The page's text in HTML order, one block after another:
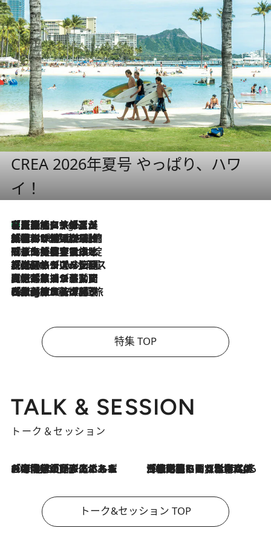
CREA 2026年夏号 やっぱり、ハワ
イ！
3 Hours Ago
【厳選旅コスメ】「多機能アイテムがメイン！」旅好き美容エディターが選んだ夏旅ベストコスメを発表【Mサイズジップ】
2026.8.6
「荷物が増えるほど旅ストレスは増す」美容ジャーナリストがたどり着いた最終結論。“化粧品を劇的に減らす”感動の凝縮美容とは
2026.8.6
「旅先には金髪ウィッグを持参」日本と同じメイクでは損してる!? 美容ジャーナリストが提案する“掟破りの旅美容”とは
2026.8.6
【厳選旅コスメ】「身軽さ＆UV対策重視！」ヘアアーティストshucoが選んだ夏旅ベストコスメを発表【Mサイズジップ】
2026.8.5
【厳選旅コスメ】国内をあちこち移動する河井菜摘が選んだ夏旅ベストコスメ発表！「リラックスアイテムはマスト」【Mサイズジップ】
2026.8.4
【厳選旅コスメ】「紫外線＆乾燥対策しながらメイク感も！」ヘア＆メイクGeorgeが選んだ夏旅ベストコスメを発表！【Mサイズジップ】
特集 TOP
TALK & SESSION
トーク＆セッション
2026.8.3
「今後値上げがあるとすれば…」「リスクがあるのは今年の冬」エネルギー専門家が語る、ホルムズ海峡封鎖が家庭にもたらす“ある心配” 2026.8.3
「住宅建てられない…」「サーチャージ料の高値が続いている」ホルムズ海峡封鎖による影響はいつまで続く？《エネルギー専門家に聞く“どうなる日本の暮らし”》
トーク&セッション TOP